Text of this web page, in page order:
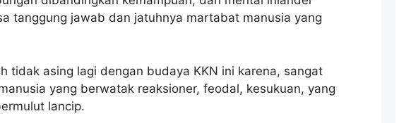
tanggung jawab dan jatuhnya martabat manusia yang
tidak asing lagi dengan budaya KKN ini karena, sangat
yang berwatak reaksioner, feodal, kesukuan, yang
lancip.